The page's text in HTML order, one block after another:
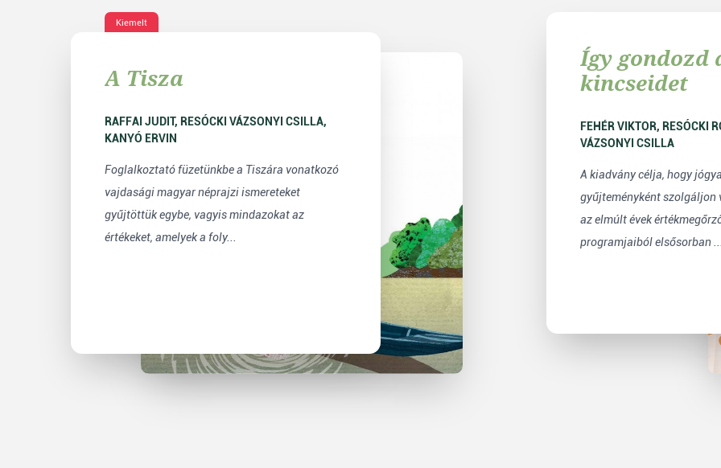
Kiemelt
A Tisza
RAFFAI JUDIT, RESÓCKI VÁZSONYI CSILLA,
KANYÓ ERVIN
Foglalkoztató füzetünkbe a Tiszára vonatkozó
vajdasági magyar néprajzi ismereteket
gyűjtöttük egybe, vagyis mindazokat az
értékeket, amelyek a foly...
Így gondozd
kincseidet
FEHÉR VIKTOR, RESÓCKI ROLLAND, RESÓCKI
VÁZSONYI CSILLA
A kiadvány célja, hogy
gyűjteményként szolgáljon
az elmúlt évek
programjaiból elsősorban ...